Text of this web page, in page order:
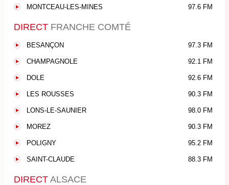
MONTCEAU-LES-MINES 97.6 FM
DIRECT FRANCHE COMTÉ
BESANÇON 97.3 FM
CHAMPAGNOLE 92.1 FM
DOLE 92.6 FM
LES ROUSSES 90.3 FM
LONS-LE-SAUNIER 98.0 FM
MOREZ 90.3 FM
POLIGNY 95.2 FM
SAINT-CLAUDE 88.3 FM
DIRECT ALSACE